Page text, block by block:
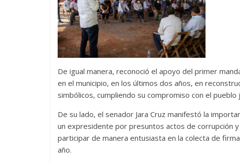
De igual manera, reconoció el apoyo del primer
en el municipio, en los últimos dos años, en
simbólicos, cumpliendo su compromiso con el pueblo
De su lado, el senador Jara Cruz manifestó la
un expresidente por presuntos actos de corrupción
participar de manera entusiasta en la colecta de
año.